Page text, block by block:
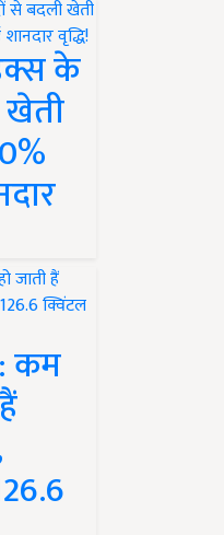
के
खेती
कम